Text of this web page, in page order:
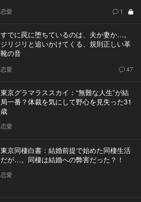
恋愛 1
すでに罠に堕ちているのは、夫か妻か…。
ジリジリと追いかけてくる、規則正しい革
靴の音
恋愛 47
東京グラマラススカイ：“無難な人生”が結
局一番？体裁を気にして野心を見失った31
歳
恋愛
東京同棲白書：結婚前提で始めた同棲生活
だが…。同棲は結婚への弊害だった？！
恋愛